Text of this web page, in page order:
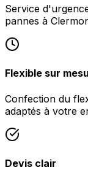
Service
pannes à
Flexible sur
Confection du
adaptés à votre
Devis clair